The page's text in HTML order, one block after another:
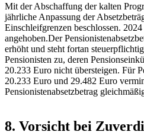
Mit der Abschaffung der kalten
jährliche Anpassung der
Einschleifgrenzen beschlossen.
angehoben.Der
erhöht und steht fortan
Pensionisten zu, deren
20.233 Euro nicht übersteigen. Für
20.233 Euro und 29.482 Euro
Pensionistenabsetzbetrag
8. Vorsicht bei